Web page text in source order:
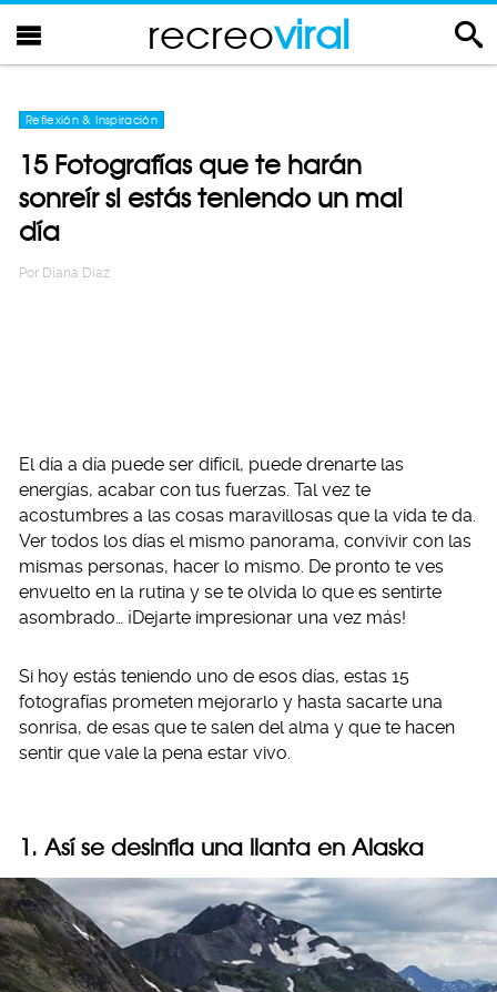
recreoviral
Reflexión & Inspiración
15 Fotografías que te harán
sonreír si estás teniendo un mal
día
Por Diana Diaz
El día a día puede ser difícil, puede drenarte las
energías, acabar con tus fuerzas. Tal vez te
acostumbres a las cosas maravillosas que la vida te da.
Ver todos los días el mismo panorama, convivir con las
mismas personas, hacer lo mismo. De pronto te ves
envuelto en la rutina y se te olvida lo que es sentirte
asombrado… ¡Dejarte impresionar una vez más!
Si hoy estás teniendo uno de esos días, estas 15
fotografías prometen mejorarlo y hasta sacarte una
sonrisa, de esas que te salen del alma y que te hacen
sentir que vale la pena estar vivo.
1. Así se desinfla una llanta en Alaska